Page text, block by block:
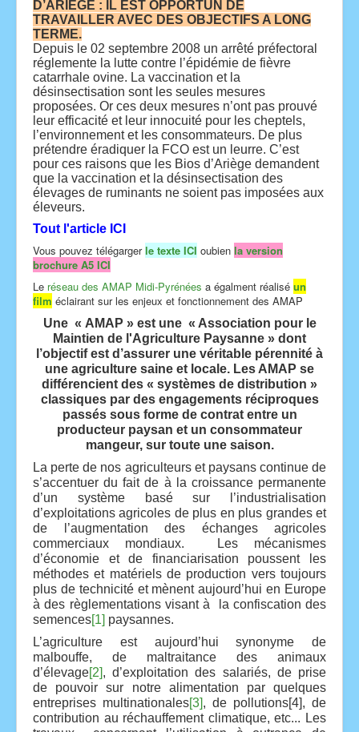
D’ARIEGE : IL EST OPPORTUN DE
TRAVAILLER AVEC DES OBJECTIFS A LONG
TERME.
Depuis le 02 septembre 2008 un arrêté préfectoral
réglemente la lutte contre l’épidémie de fièvre
catarrhale ovine. La vaccination et la
désinsectisation sont les seules mesures
proposées. Or ces deux mesures n’ont pas prouvé
leur efficacité et leur innocuité pour les cheptels,
l’environnement et les consommateurs. De plus
prétendre éradiquer la FCO est un leurre. C’est
pour ces raisons que les Bios d’Ariège demandent
que la vaccination et la désinsectisation des
élevages de ruminants ne soient pas imposées aux
éleveurs.
Tout l'article ICI
Vous pouvez télégargerle texte ICI oubien la version
brochure A5 ICI
Le réseau des AMAP Midi-Pyrénées a égalment réalisé un
film éclairant sur les enjeux et fonctionnement des AMAP
Une « AMAP » est une « Association pour le
Maintien de l'Agriculture Paysanne » dont
l’objectif est d’assurer une véritable pérennité à
une agriculture saine et locale. Les AMAP se
différencient des « systèmes de distribution »
classiques par des engagements réciproques
passés sous forme de contrat entre un
producteur paysan et un consommateur
mangeur, sur toute une saison.
La perte de nos agriculteurs et paysans continue de
s’accentuer du fait de à la croissance permanente
d’un système basé sur l’industrialisation
d’exploitations agricoles de plus en plus grandes et
de l’augmentation des échanges agricoles
commerciaux mondiaux. Les mécanismes
d’économie et de financiarisation poussent les
méthodes et matériels de production vers toujours
plus de technicité et mènent aujourd’hui en Europe
à des règlementations visant à la confiscation des
semences[1] paysannes.
L’agriculture est aujourd’hui synonyme de
malbouffe, de maltraitance des animaux
d’élevage[2], d’exploitation des salariés, de prise
de pouvoir sur notre alimentation par quelques
entreprises multinationales[3], de pollutions[4], de
contribution au réchauffement climatique, etc... Les